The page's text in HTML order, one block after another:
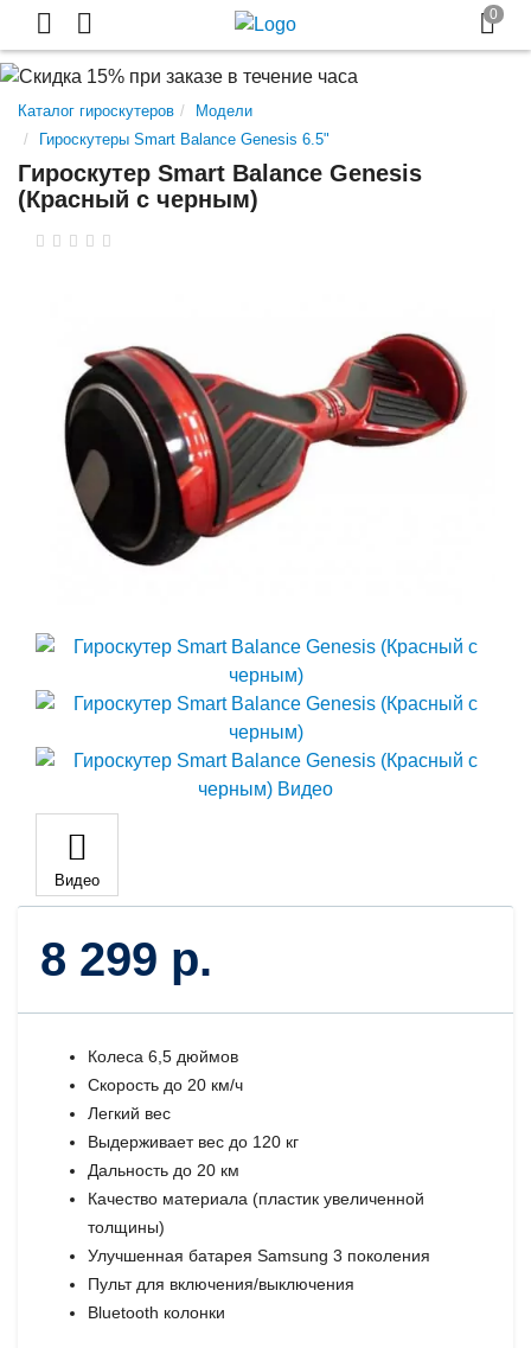
Каталог гироскутеров
Модели
Гироскутеры Smart Balance Genesis 6.5"
Гироскутер Smart Balance Genesis
(Красный с черным)
Видео
8 299 р.
Колеса 6,5 дюймов
Скорость до 20 км/ч
Легкий вес
Выдерживает вес до 120 кг
Дальность до 20 км
Качество материала (пластик увеличенной
толщины)
Улучшенная батарея Samsung 3 поколения
Пульт для включения/выключения
Bluetooth колонки